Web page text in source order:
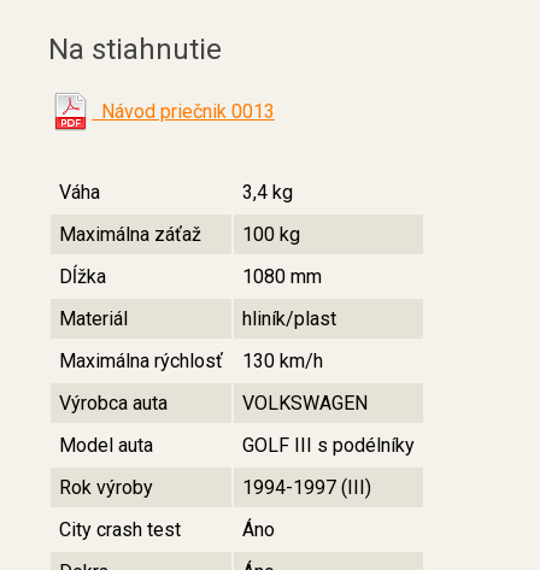
Na stiahnutie
Návod priečnik 0013
Váha
3,4 kg
Maximálna záťaž
100 kg
Dĺžka
1080 mm
Materiál
hliník/plast
Maximálna rýchlosť
130 km/h
Výrobca auta
VOLKSWAGEN
Model auta
GOLF III s podélníky
Rok výroby
1994-1997 (III)
City crash test
Áno